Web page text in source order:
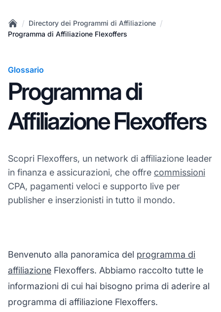
Home
/ Directory dei Programmi di Affiliazione /
Programma di Affiliazione Flexoffers
Glossario
Programma di
Affiliazione Flexoffers
Scopri Flexoffers, un network di affiliazione leader
in finanza e assicurazioni, che offre commissioni
CPA, pagamenti veloci e supporto live per
publisher e inserzionisti in tutto il mondo.
Benvenuto alla panoramica del programma di
affiliazione Flexoffers. Abbiamo raccolto tutte le
informazioni di cui hai bisogno prima di aderire al
programma di affiliazione Flexoffers.